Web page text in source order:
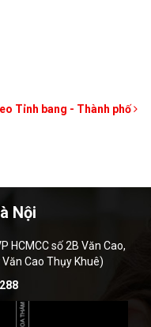
Tỉnh bang - Thành phố
Nội
HCMCC số 2B Văn Cao,
Cao Thụy Khuê)